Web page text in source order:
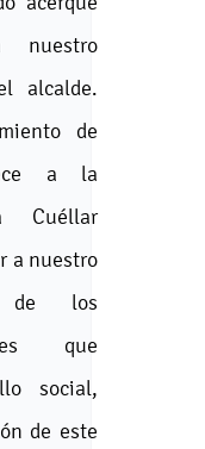
nuestro
alcalde.
de
a la
Cuéllar
a nuestro
de los
que
social,
de este